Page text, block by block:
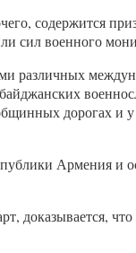
содержится
сил военного
различных
дорогах и
Армения
доказывается,